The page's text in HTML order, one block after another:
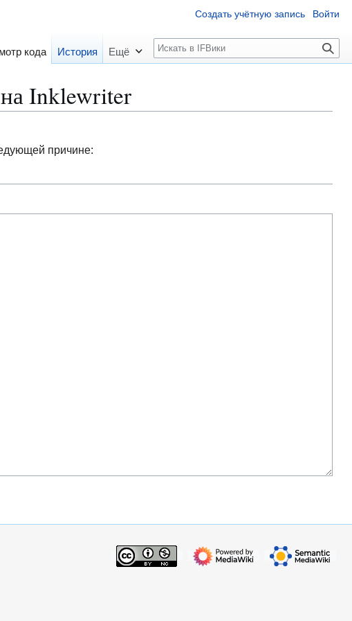
Inklewriter
причине:
Создать учётную запись Войти
кода История Ещё
П
о
к